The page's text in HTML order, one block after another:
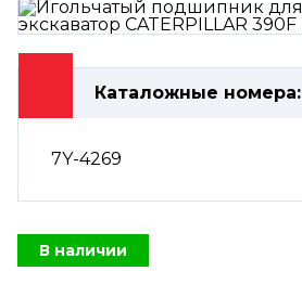
Каталожные номера:
7Y-4269
В наличии